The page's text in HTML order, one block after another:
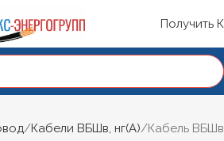
Получить
Кабели ВБШв, нг(А) Кабель ВБШв